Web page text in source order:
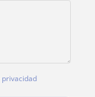
privacidad